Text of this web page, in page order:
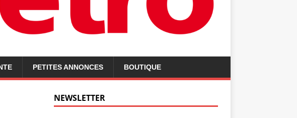
PETITES ANNONCES BOUTIQUE
NEWSLETTER